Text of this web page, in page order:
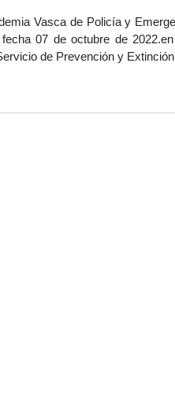
Vasca de Policía y
07 de octubre de
de Prevención y